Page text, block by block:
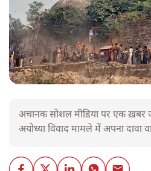
अचानक सोशल मीडिया पर एक ख़बर
अयोध्या विवाद मामले में अपना दावा